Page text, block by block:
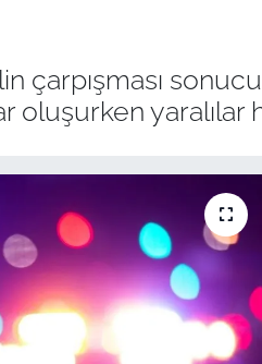
çarpışması
oluşurken yaralılar